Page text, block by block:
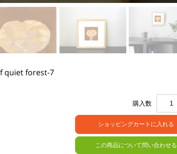
quiet forest-7
購入数
この商品について問い合わせる